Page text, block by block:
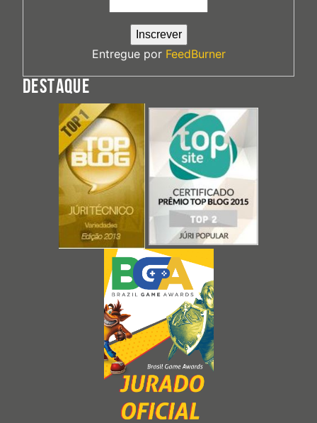
Entregue por FeedBurner
DESTAQUE